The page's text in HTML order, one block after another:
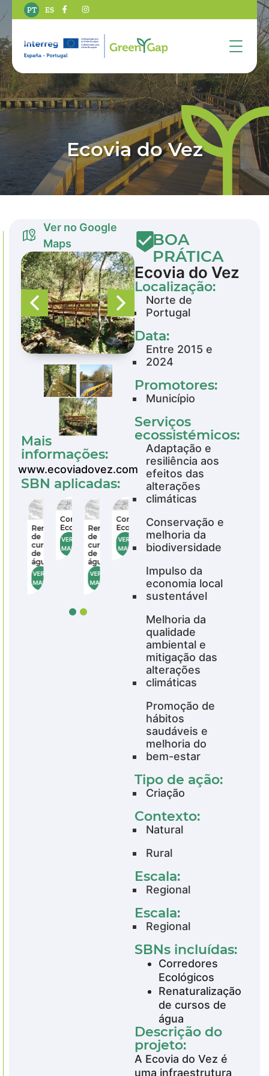
PT ES
Ecovia do Vez
BOA
PRÁTICA
Ecovia do Vez
Localização:
Norte de
Portugal
Data:
Entre 2015 e
2024
Promotores:
Município
Serviços
ecossistémicos:
Adaptação e
resiliência aos
efeitos das
alterações
climáticas
Conservação e
melhoria da
biodiversidade
Impulso da
economia local
sustentável
Melhoria da
qualidade
ambiental e
mitigação das
alterações
climáticas
Promoção de
hábitos
saudáveis e
melhoria do
bem-estar
Tipo de ação:
Criação
Contexto:
Natural
Rural
Escala:
Regional
Escala:
Regional
SBNs incluídas:
Corredores
Ecológicos
Renaturalização
de cursos de
água
Descrição do
projeto:
A Ecovia do Vez é
uma infraestrutura
Ver no Google
Maps
Mais
informações:
www.ecoviadovez.com
SBN aplicadas:
Corredores
EcológicosRenaturalização
de
cursos
de
água
VER
MAIS
Corredores
Ecológicos
VER
MAIS
Renaturalização
de
cursos
de
água
VER
MAIS
Corredores
Ecológicos
VER
MAIS